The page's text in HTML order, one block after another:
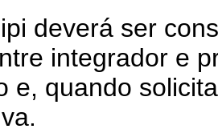
deverá ser
integrador e
e, quando